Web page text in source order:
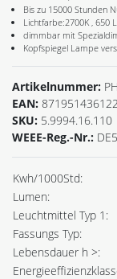
Bis zu 15000 Stunden
Lichtfarbe:2700K , 650
dimmbar mit
Kopfspiegel Lampe
Artikelnummer:
EAN:
SKU: 5.9994.16.110
WEEE-Reg.-Nr.:
Kwh/1000Std:
Lumen:
Leuchtmittel Typ 1:
Fassungs Typ:
Lebensdauer h >: